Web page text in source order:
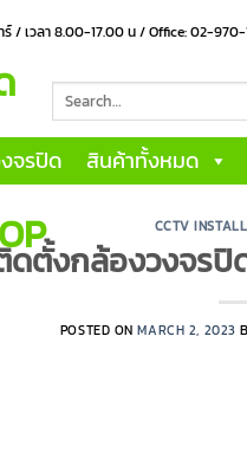
ร์ / เวลา 8.00-17.00 น / Office: 02-
for:
จรปิด สินค้าทั้งหมด
CCTV
ดตั้งกล้องวงจรปิ
POSTED ONMARCH 2, 2023